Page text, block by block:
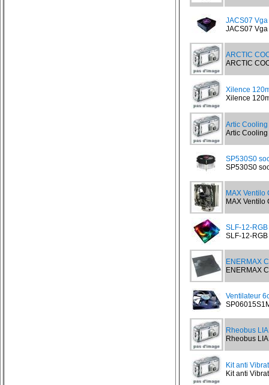
JACS07
JACS07
ARCTIC
ARCTIC
Xilence
Xilence
Artic
Artic Cooling
SP530S0
SP530S0
MAX Ventilo
MAX Ventilo
SLF-12-
SLF-12-
ENERMAX
ENERMAX
Ventilateur
Rheobus
Rheobus
Kit anti
Kit anti